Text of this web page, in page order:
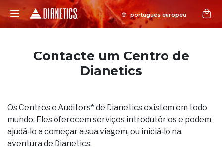
Contacte um Centro de
Dianetics
Os Centros e Auditors* de Dianetics existem em todo
mundo. Eles oferecem serviços introdutórios e podem
ajudá‑lo a começar a sua viagem, ou iniciá‑lo na
aventura de Dianetics.